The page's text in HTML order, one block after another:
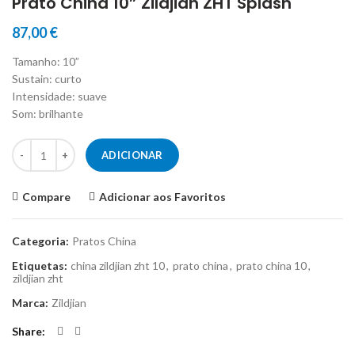
87,00€
Tamanho: 10”
Sustain: curto
Intensidade: suave
Som: brilhante
Quantidade de Prato China 10'' Zildjian ZHT Splash
ADICIONAR
Compare Adicionar aos Favoritos
Categoria: Pratos China
Etiquetas: china zildjian zht 10, prato china, prato china 10,
zildjian zht
Marca: Zildjian
Share